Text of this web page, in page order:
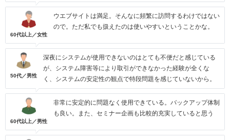
60代以上／女性
ウエブサイトは満足。そんなに頻繁に訪問するわけではない
ので。ただ私でも扱えたのは使いやすいということかな。
50代／男性
深夜にシステムが使用できないのはとても不便だと感じている
が、システム障害等により取引ができなかった経験が全くな
く、システムの安定性の観点で特段問題を感じていないから。
60代以上／男性
非常に安定的に問題なく使用できている。バックアップ体制
も良い。また、セミナー企画も比較的充実していると思う